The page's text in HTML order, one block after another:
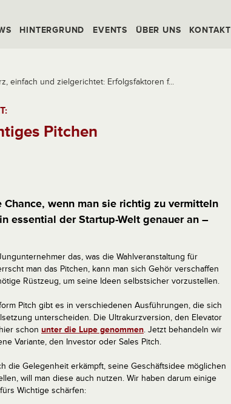
HINTERGRUND EVENTS ÜBER UNS KONTAKT
einfach und zielgerichtet: Erfolgsfaktoren f...
Pitchen
wenn man sie richtig zu vermitteln
essential der Startup-Welt genauer an –
das, was die Wahlveranstaltung für
man das Pitchen, kann man sich Gehör verschaffen
Rüstzeug, um seine Ideen selbstsicher vorzustellen.
Pitch gibt es in verschiedenen Ausführungen, die sich
unterscheiden. Die Ultrakurzversion, den Elevator
schon unter die Lupe genommen. Jetzt behandeln wir
Variante, den Investor oder Sales Pitch.
die Gelegenheit erkämpft, seine Geschäftsidee möglichen
will man diese auch nutzen. Wir haben darum einige
Wichtige schärfen: